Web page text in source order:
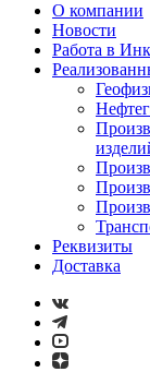
О компании
Новости
Работа в
Реквизиты
Доставка